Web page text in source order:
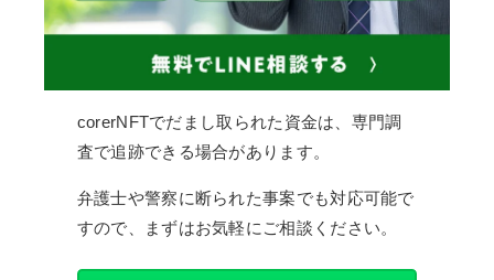
corerNFTでだまし取られた資金は、専門調
査で追跡できる場合があります。
弁護士や警察に断られた事案でも対応可能で
すので、まずはお気軽にご相談ください。